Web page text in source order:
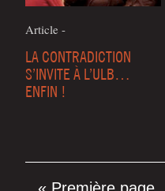
Article -
LA CONTRADICTION
S’INVITE À L’ULB…
ENFIN !